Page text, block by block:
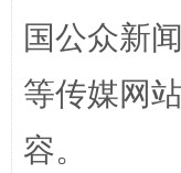
国公众新
等传媒网
容。